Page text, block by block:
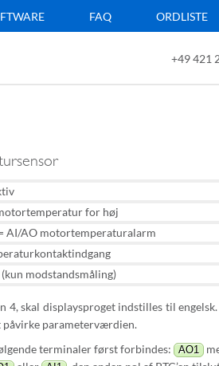
FAQ ORDLISTE
+49 421
for høj
AI/AO motortemperaturalarm
(kun modstandsmåling)
4, skal displaysproget indstilles til
påvirke parameterværdien.
terminaler først forbindes:
AO1